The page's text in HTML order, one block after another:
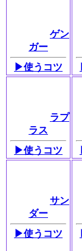
ゲン
ガー
▶使うコツ
ラプ
ラス
▶使うコツ
サン
ダー
▶使うコツ